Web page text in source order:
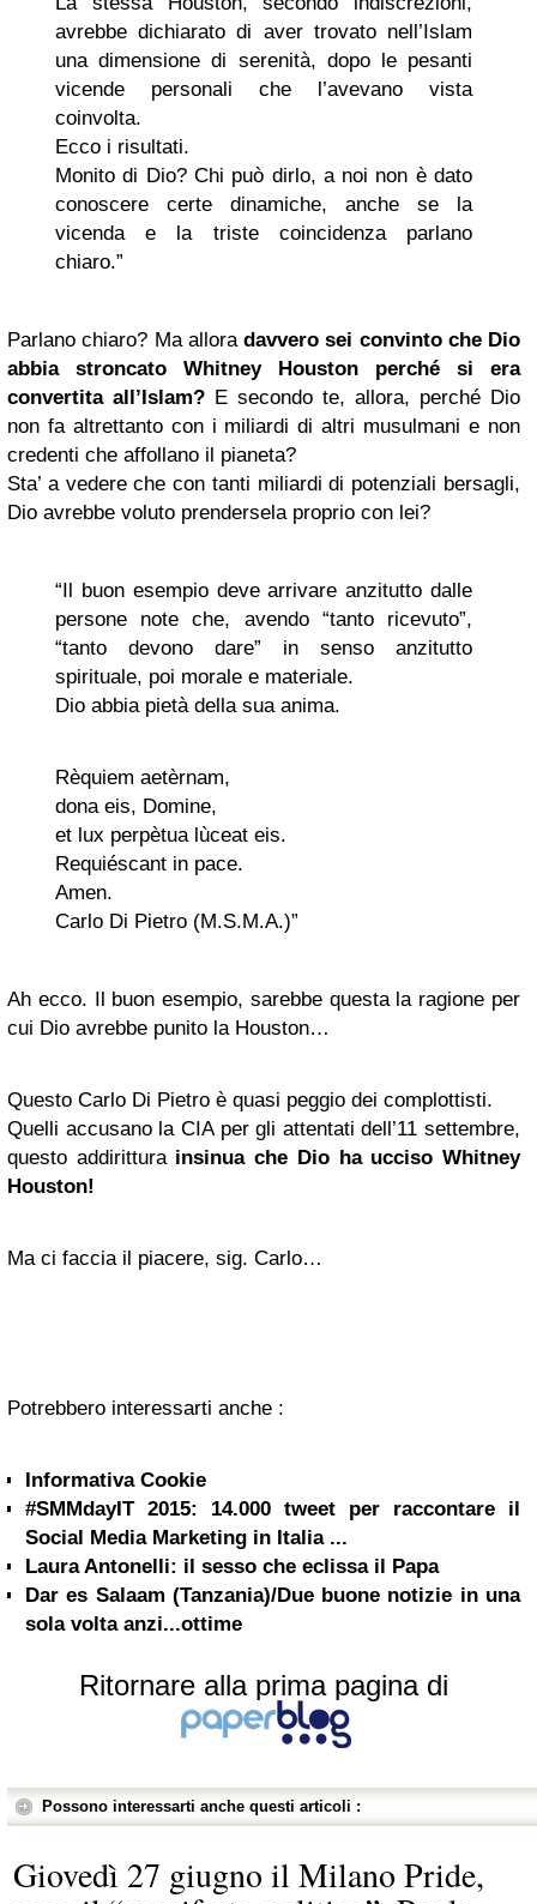
avrebbe dichiarato di aver trovato nell’Islam
una dimensione di serenità, dopo le pesanti
vicende personali che l’avevano vista
coinvolta.
Ecco i risultati.
Monito di Dio? Chi può dirlo, a noi non è dato
conoscere certe dinamiche, anche se la
vicenda e la triste coincidenza parlano
chiaro.”
Parlano chiaro? Ma allora davvero sei convinto che Dio
abbia stroncato Whitney Houston perché si era
convertita all’Islam? E secondo te, allora, perché Dio
non fa altrettanto con i miliardi di altri musulmani e non
credenti che affollano il pianeta?
Sta’ a vedere che con tanti miliardi di potenziali bersagli,
Dio avrebbe voluto prendersela proprio con lei?
“Il buon esempio deve arrivare anzitutto dalle
persone note che, avendo “tanto ricevuto”,
“tanto devono dare” in senso anzitutto
spirituale, poi morale e materiale.
Dio abbia pietà della sua anima.
Rèquiem aetèrnam,
dona eis, Domine,
et lux perpètua lùceat eis.
Requiéscant in pace.
Amen.
Carlo Di Pietro (M.S.M.A.)”
Ah ecco. Il buon esempio, sarebbe questa la ragione per
cui Dio avrebbe punito la Houston…
Questo Carlo Di Pietro è quasi peggio dei complottisti.
Quelli accusano la CIA per gli attentati dell’11 settembre,
questo addiritturainsinua che Dio ha ucciso Whitney
Houston!
Ma ci faccia il piacere, sig. Carlo…
Potrebbero interessarti anche :
Informativa Cookie
#SMMdayIT 2015: 14.000 tweet per raccontare il
Social Media Marketing in Italia ...
Laura Antonelli: il sesso che eclissa il Papa
Dar es Salaam (Tanzania)/Due buone notizie in una
sola volta anzi...ottime
Ritornare alla prima pagina di
Possono interessarti anche questi articoli :
Giovedì 27 giugno il Milano Pride,